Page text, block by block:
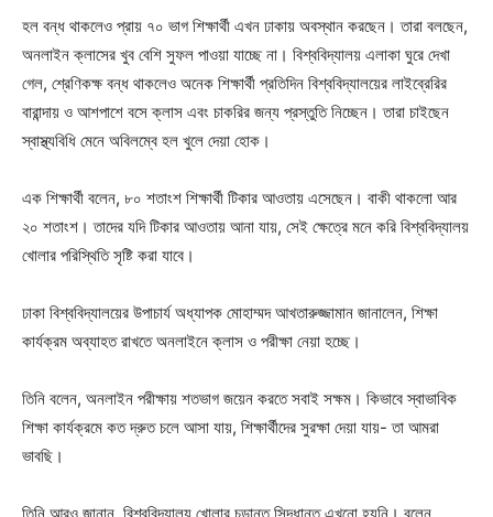
হল বন্ধ থাকলেও প্রায় ৭০ ভাগ শিক্ষার্থী এখন ঢাকায় অবস্থান করছেন। তারা বলছেন,
অনলাইন ক্লাসের খুব বেশি সুফল পাওয়া যাচ্ছে না। বিশ্ববিদ্যালয় এলাকা ঘুরে দেখা
গেল, শ্রেণিকক্ষ বন্ধ থাকলেও অনেক শিক্ষার্থী প্রতিদিন বিশ্ববিদ্যালয়ের লাইব্রেরির
বারান্দায় ও আশপাশে বসে ক্লাস এবং চাকরির জন্য প্রস্তুতি নিচ্ছেন। তারা চাইছেন
স্বাস্থ্যবিধি মেনে অবিলম্বে হল খুলে দেয়া হোক।
এক শিক্ষার্থী বলেন, ৮০ শতাংশ শিক্ষার্থী টিকার আওতায় এসেছেন। বাকী থাকলো আর
২০ শতাংশ। তাদের যদি টিকার আওতায় আনা যায়, সেই ক্ষেত্রে মনে করি বিশ্ববিদ্যালয়
খোলার পরিস্থিতি সৃষ্টি করা যাবে।
ঢাকা বিশ্ববিদ্যালয়ের উপাচার্য অধ্যাপক মোহাম্মদ আখতারুজ্জামান জানালেন, শিক্ষা
কার্যক্রম অব্যাহত রাখতে অনলাইনে ক্লাস ও পরীক্ষা নেয়া হচ্ছে।
তিনি বলেন, অনলাইন পরীক্ষায় শতভাগ জয়েন করতে সবাই সক্ষম। কিভাবে স্বাভাবিক
শিক্ষা কার্যক্রমে কত দ্রুত চলে আসা যায়, শিক্ষার্থীদের সুরক্ষা দেয়া যায়- তা আমরা
ভাবছি।